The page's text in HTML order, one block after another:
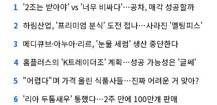
1 '2조는 받아야' vs '너무 비싸다'…공차, 매각 성공할까
2 하림산업, '프리미엄 분식' 도전 접나…사라진 '멜팅피스'
3 메디큐브·아누아·리르, '눈물 세럼' 생산 중단한다
4 홈플러스의 'K트레이더조' 계획…성공 가능성은 '글쎄'
5 "어렵다"며 가격 올린 식품사들…진짜 어려운 거 맞아?
6 '리아 두툼새우' 통했다…2주 만에 100만개 판매